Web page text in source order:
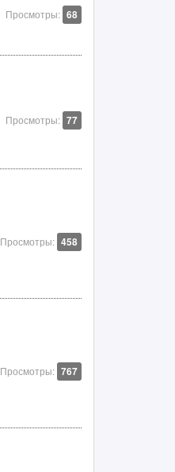
Просмотры: 68
Просмотры: 77
Просмотры: 458
Просмотры: 767